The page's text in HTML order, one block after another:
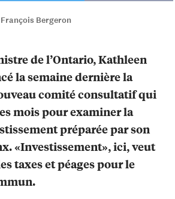
Bergeron
de l’Ontario, Kathleen
la semaine dernière la
comité consultatif qui
mois pour examiner la
préparée par son
«Investissement», ici, veut
taxes et péages pour le